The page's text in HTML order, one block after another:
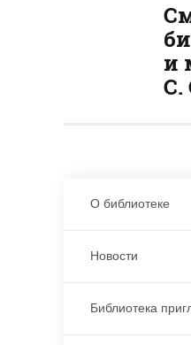
и
С.
О библиотеке
Новости
Библиотека